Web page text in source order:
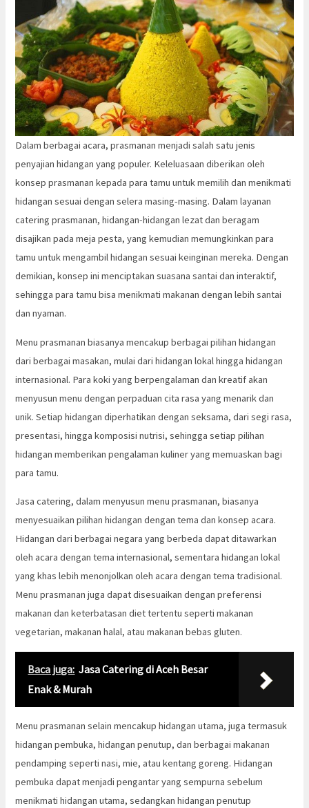
Dalam berbagai acara, prasmanan menjadi salah satu jenis
penyajian hidangan yang populer. Keleluasaan diberikan oleh
konsep prasmanan kepada para tamu untuk memilih dan menikmati
hidangan sesuai dengan selera masing-masing. Dalam layanan
catering prasmanan, hidangan-hidangan lezat dan beragam
disajikan pada meja pesta, yang kemudian memungkinkan para
tamu untuk mengambil hidangan sesuai keinginan mereka. Dengan
demikian, konsep ini menciptakan suasana santai dan interaktif,
sehingga para tamu bisa menikmati makanan dengan lebih santai
dan nyaman.
Menu prasmanan biasanya mencakup berbagai pilihan hidangan
dari berbagai masakan, mulai dari hidangan lokal hingga hidangan
internasional. Para koki yang berpengalaman dan kreatif akan
menyusun menu dengan perpaduan cita rasa yang menarik dan
unik. Setiap hidangan diperhatikan dengan seksama, dari segi rasa,
presentasi, hingga komposisi nutrisi, sehingga setiap pilihan
hidangan memberikan pengalaman kuliner yang memuaskan bagi
para tamu.
Jasa catering, dalam menyusun menu prasmanan, biasanya
menyesuaikan pilihan hidangan dengan tema dan konsep acara.
Hidangan dari berbagai negara yang berbeda dapat ditawarkan
oleh acara dengan tema internasional, sementara hidangan lokal
yang khas lebih menonjolkan oleh acara dengan tema tradisional.
Menu prasmanan juga dapat disesuaikan dengan preferensi
makanan dan keterbatasan diet tertentu seperti makanan
vegetarian, makanan halal, atau makanan bebas gluten.
Baca juga: Jasa Catering di Aceh Besar
Enak & Murah
Menu prasmanan selain mencakup hidangan utama, juga termasuk
hidangan pembuka, hidangan penutup, dan berbagai makanan
pendamping seperti nasi, mie, atau kentang goreng. Hidangan
pembuka dapat menjadi pengantar yang sempurna sebelum
menikmati hidangan utama, sedangkan hidangan penutup